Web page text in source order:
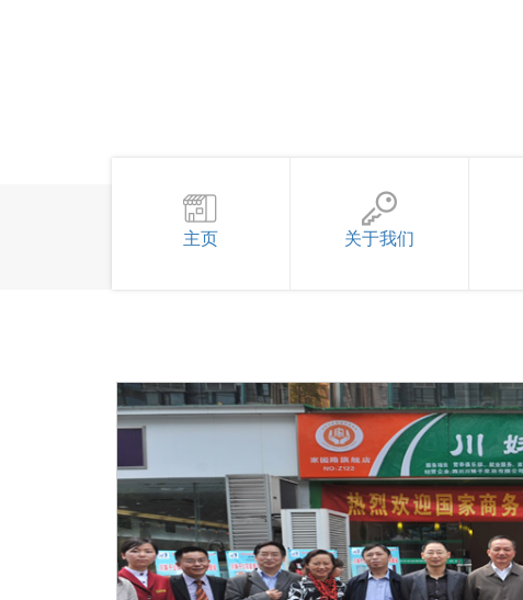
主页 关于我们